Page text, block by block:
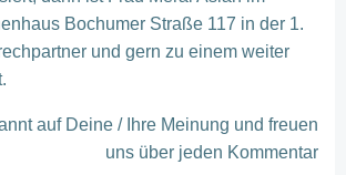
Bochumer Straße 117 in der 1.
und gern zu einem weiter
auf Deine / Ihre Meinung und freuen
uns über jeden Kommentar